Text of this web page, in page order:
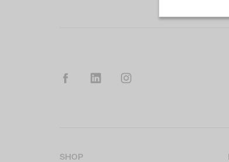
SHOP